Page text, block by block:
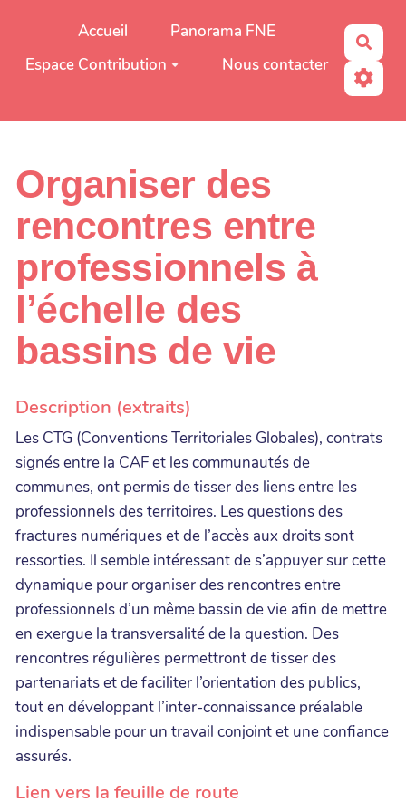
Aller au contenu principal
Accueil
Panorama FNE
Espace Contribution
Nous contacter
Organiser des
rencontres entre
professionnels à
l’échelle des
bassins de vie
Description (extraits)
Les CTG (Conventions Territoriales Globales), contrats
signés entre la CAF et les communautés de
communes, ont permis de tisser des liens entre les
professionnels des territoires. Les questions des
fractures numériques et de l’accès aux droits sont
ressorties. Il semble intéressant de s’appuyer sur cette
dynamique pour organiser des rencontres entre
professionnels d’un même bassin de vie afin de mettre
en exergue la transversalité de la question. Des
rencontres régulières permettront de tisser des
partenariats et de faciliter l’orientation des publics,
tout en développant l’inter-connaissance préalable
indispensable pour un travail conjoint et une confiance
assurés.
Lien vers la feuille de route